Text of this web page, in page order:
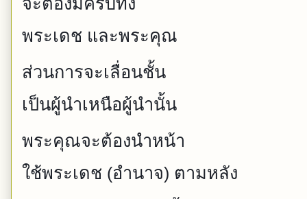
พระเดช และพระคุณ
ส่วนการจะเลื่อนชั้น
เป็นผู้นำเหนือผู้นำนั้น
พระคุณจะต้องนำหน้า
ใช้พระเดช (อำนาจ) ตามหลัง